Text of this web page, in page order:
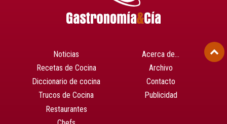
Noticias
Recetas de Cocina
Diccionario de cocina
Trucos de Cocina
Restaurantes
Acerca de…
Archivo
Contacto
Publicidad